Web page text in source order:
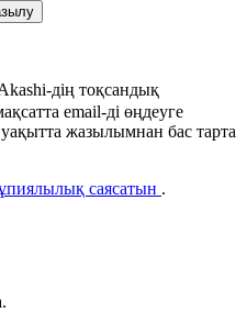
дің тоқсандық
email-ді өңдеуге
уақытта жазылымнан бас тарта
саясатын .